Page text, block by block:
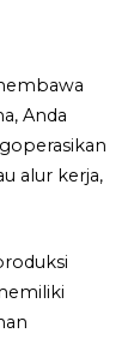
Anda
alur kerja,